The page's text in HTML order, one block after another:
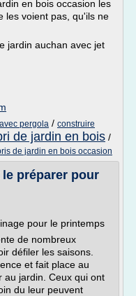
en bois occasion les
les voient pas, qu'ils ne
jardin auchan avec jet
pergola / construire
de jardin en bois /
de jardin en bois occasion
préparer pour
pour le printemps
de nombreux
défiler les saisons.
et fait place au
au jardin. Ceux qui ont
du leur peuvent